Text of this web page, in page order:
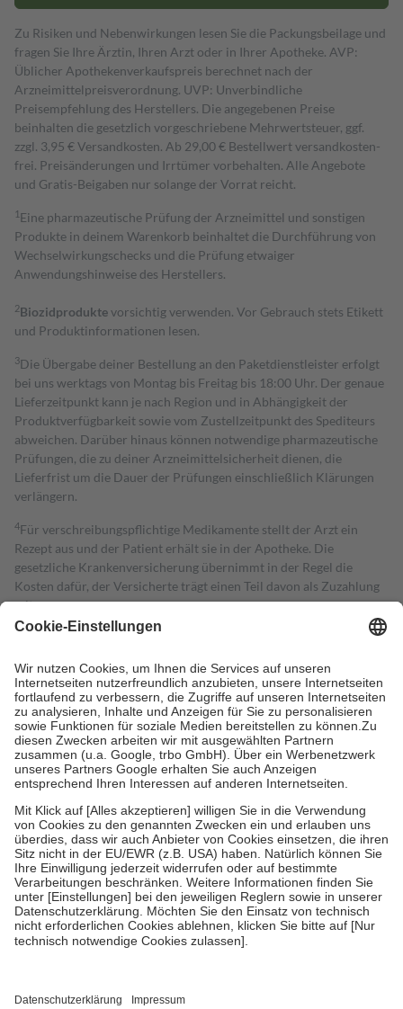
Zu Risiken und Nebenwirkungen lesen Sie die Packungsbeilage und
fragen Sie Ihre Ärztin, Ihren Arzt oder in Ihrer Apotheke. AVP:
Üblicher Apothekenverkaufspreis berechnet nach der
Arzneimittelpreisverordnung. UVP: Unverbindliche
Preisempfehlung des Herstellers. Die angegebenen Preise
beinhalten die gesetzlich vorgeschriebene Mehrwertsteuer, ggf.
zzgl. 3,95 € Versandkosten. Ab 29,00 € Bestell­wert versand­kosten­
frei. Preisänderungen und Irrtümer vorbehalten. Alle Angebote
und Gratis-Beigaben nur solange der Vorrat reicht.
1 Eine pharmazeutische Prüfung der Arzneimittel und sonstigen
Produkte in deinem Warenkorb beinhaltet die Durchführung von
Wechselwirkungschecks und die Prüfung etwaiger
Anwendungshinweise des Herstellers.
2Biozidproduktevorsichtig verwenden. Vor Gebrauch stets Etikett
und Produktinformationen lesen.
3Die Übergabe deiner Bestellung an den Paketdienstleister erfolgt
bei uns werktags von Montag bis Freitag bis 18:00 Uhr. Der genaue
Lieferzeitpunkt kann je nach Region und in Abhängigkeit der
Produktverfügbarkeit sowie vom Zustellzeitpunkt des Spediteurs
abweichen. Darüber hinaus können notwendige pharmazeutische
Prüfungen, die zu deiner Arzneimittelsicherheit dienen, die
Lieferfrist um die Dauer der Prüfungen einschließlich Klärungen
verlängern.
4Für verschreibungspflichtige Medikamente stellt der Arzt ein
Rezept aus und der Patient erhält sie in der Apotheke. Die
gesetzliche Krankenversicherung übernimmt in der Regel die
Kosten dafür, der Versicherte trägt einen Teil davon als Zuzahlung
mit.
Grundsätzlich leisten Mitglieder Zuzahlungen in Höhe von zehn
höchstens zehn Euro.
Es sind jedoch nie mehr als die tatsächlichen
Kosten der Leistung zu entrichten.
Diese Regeln gelten grundsätzlich auch für Online-Apotheken.
Bei Heilmitteln und häuslicher Krankenpflege beträgt die
Zuzahlung zehn Prozent der Kosten sowie zehn Euro je
Verordnung.
Um das Engagement der Versicherten für ihre eigene Gesundheit zu
stärken und die besondere Stellung der Familie zu unterstützen,
fallenkeine Zuzahlungenan bei:
• Kindern und Jugendlichen bis zum vollendeten 18. Lebensjahr
mit Ausnahme der Fahrkosten
• Untersuchungen zur Vorsorge und Früherkennung, die von der
GKV getragen werden
• empfohlenen Schutzimpfungen
• Harn- und Blutteststreifen
getroffen, um sicherzustellen, dass es sich um echte Bewertungen